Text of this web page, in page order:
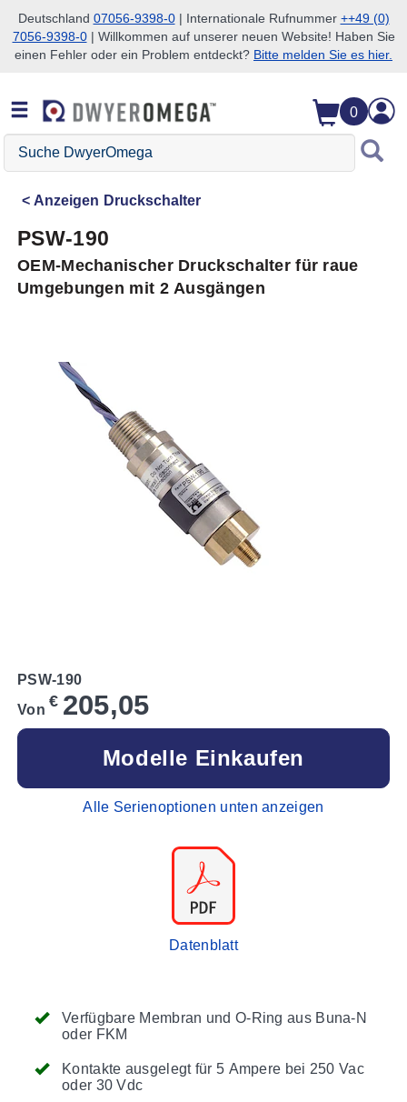
Zum Suchen überspringen
Zum Hauptinhalt überspringen
Zur Navigation überspringen
Deutschland 07056-9398-0| Internationale Rufnummer ++49 (0)
7056-9398-0| Willkommen auf unserer neuen Website! Haben Sie
einen Fehler oder ein Problem entdeckt? Bitte melden Sie es hier.
0
Suche
DwyerOmega
Anzeigen Druckschalter
PSW-190
OEM-Mechanischer Druckschalter für raue
Umgebungen mit 2 Ausgängen
Verfügbare Membran und O-Ring aus Buna-N
oder FKM
Kontakte ausgelegt für 5 Ampere bei 250 Vac
oder 30 Vdc
PSW-190
Von € 205,05
Modelle Einkaufen
Alle Serienoptionen unten anzeigen
Datenblatt